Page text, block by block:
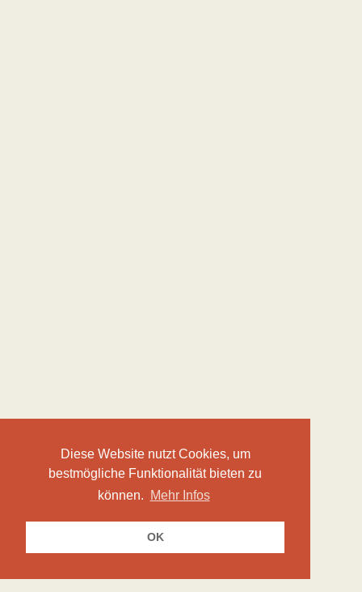
Diese Website nutzt Cookies, um
bestmögliche Funktionalität bieten zu
können.
Mehr Infos
OK